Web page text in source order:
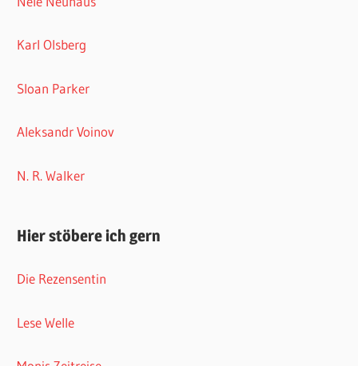
Karl Olsberg
Sloan Parker
Aleksandr Voinov
N. R. Walker
Hier stöbere ich gern
Die Rezensentin
Lese Welle